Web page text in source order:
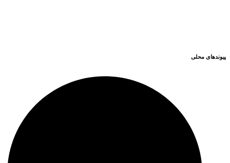
پیوندهای محلی